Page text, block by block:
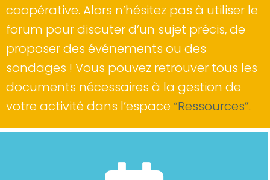
coopérative. Alors n’hésitez pas à utiliser le
forum pour discuter d’un sujet précis, de
proposer des événements ou des
sondages ! Vous pouvez retrouver tous les
documents nécessaires à la gestion de
votre activité dans l’espace“Ressources”.